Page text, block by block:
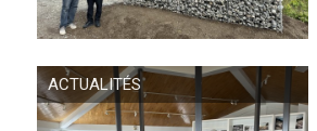
ACTUALITÉS